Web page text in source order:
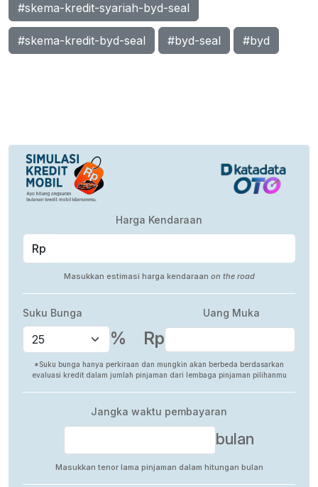
#skema-kredit-syariah-byd-seal
#skema-kredit-byd-seal #byd-seal #byd